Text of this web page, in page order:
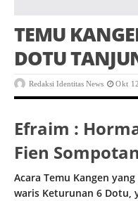
TEMU
DOTU
Redaksi Identitas News Okt
Efraim :
Fien Sompotan
Acara Temu Kangen
waris Keturunan 6 Dotu,